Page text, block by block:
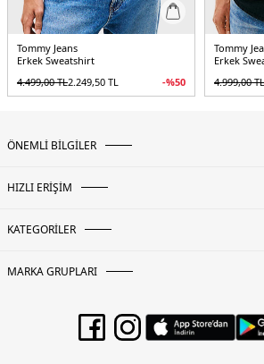
Tommy Jeans
Erkek Sweatshirt
4.499,00TL2.249,50 TL -%50
Tommy
Erkek
4.999,00TL
ÖNEMLİ BİLGİLER
HIZLI ERİŞİM
KATEGORİLER
MARKA GRUPLARI